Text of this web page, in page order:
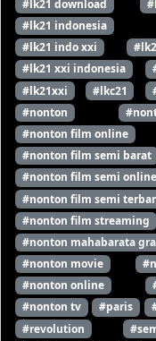
#lk21 download
#lk21 indonesia
#lk21 indo xxi
#lk21 xxi indonesia
#lk21xxi
#lkc21
#nonton
#nonton film online
#nonton film semi barat
#nonton film semi online
#nonton film semi
#nonton film streaming
#nonton mahabarata
#nonton movie
#nonton online
#nonton tv
#paris
#revolution